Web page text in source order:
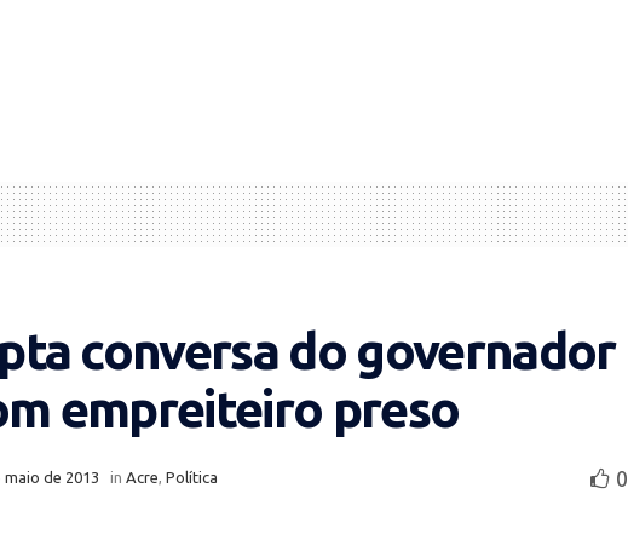
conversa do governador
empreiteiro preso
maio de 2013 in Acre, Política 0